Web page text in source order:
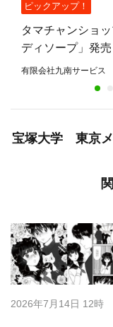
ピックアップ！
タマチャンショ
ディソープ」発
イムを提案
有限会社九南サービス
宝塚大学 東京メ
2026年7月14日 12時